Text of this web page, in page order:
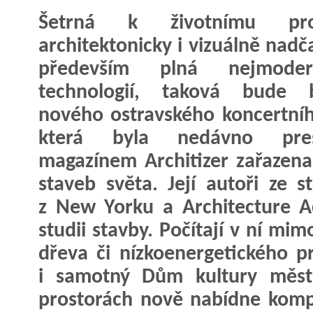
Šetrná k životnímu
architektonicky i vizuálně
především plná
technologií, taková bude
nového ostravského
která byla nedávno
magazínem Architizer
staveb světa. Její autoři ze
z New Yorku a Architecture
studii stavby. Počítají v ní
dřeva či nízkoenergetického
i samotný Dům kultury
prostorách nově nabídne